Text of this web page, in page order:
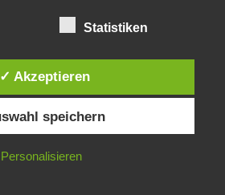
Lüge (1/8 Teil)
2019
radikalisiert jeden Tag ein Stückchen
Durch die weitere Nutzung dieser
von Cookies zu.
IN ORDNUNG
Statistiken
✓ Akzeptieren
speichern
Personalisieren